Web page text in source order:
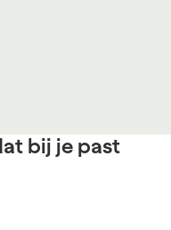
bij je past